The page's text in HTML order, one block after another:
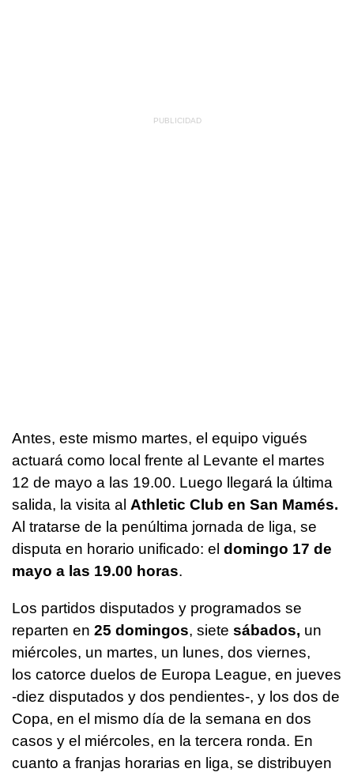
Antes, este mismo martes, el equipo vigués
actuará como local frente al Levante el martes
12 de mayo a las 19.00. Luego llegará la última
salida, la visita al Athletic Club en San Mamés.
Al tratarse de la penúltima jornada de liga, se
disputa en horario unificado: el domingo 17 de
mayo a las 19.00 horas.
Los partidos disputados y programados se
reparten en 25 domingos, siete sábados, un
miércoles, un martes, un lunes, dos viernes,
los catorce duelos de Europa League, en jueves
-diez disputados y dos pendientes-, y los dos de
Copa, en el mismo día de la semana en dos
casos y el miércoles, en la tercera ronda. En
cuanto a franjas horarias en liga, se distribuyen